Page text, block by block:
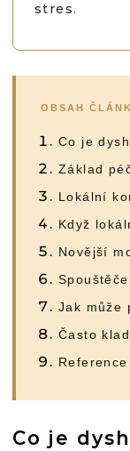
stres.
OBSAH
Co je
Základ
Lokální
Když
Novější
Jak může
Často
Reference
Co je